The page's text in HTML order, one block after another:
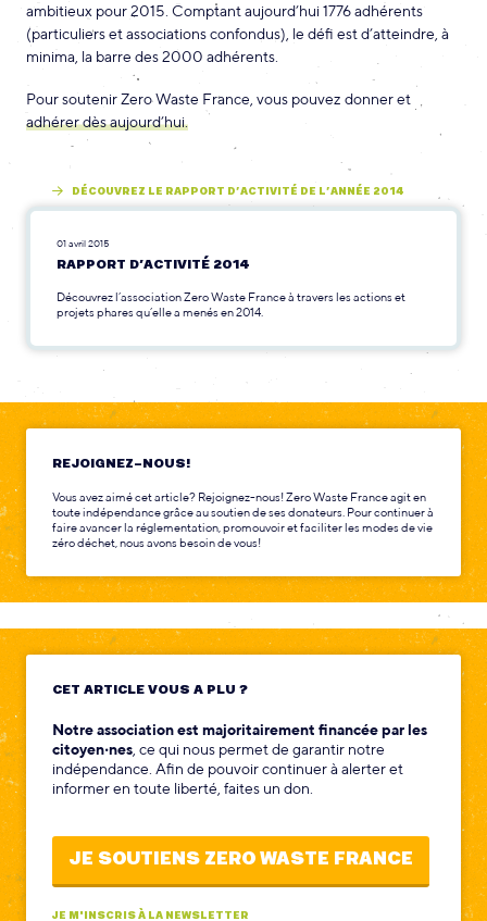
ambitieux pour 2015. Comptant aujourd’hui 1776 adhérents
(particuliers et associations confondus), le défi est d’atteindre, à
minima, la barre des 2000 adhérents.
Pour soutenir Zero Waste France, vous pouvez donner et
adhérer dès aujourd’hui.
DÉCOUVREZ LE RAPPORT D’ACTIVITÉ DE L’ANNÉE 2014
01 avril 2015
RAPPORT D’ACTIVITÉ 2014
Découvrez l’association Zero Waste France à travers les actions et
projets phares qu’elle a menés en 2014.
REJOIGNEZ-NOUS!
Vous avez aimé cet article? Rejoignez-nous! Zero Waste France agit en
toute indépendance grâce au soutien de ses donateurs. Pour continuer à
faire avancer la réglementation, promouvoir et faciliter les modes de vie
zéro déchet, nous avons besoin de vous!
CET ARTICLE VOUS A PLU ?
Notre association est majoritairement financée par les
citoyen‧nes, ce qui nous permet de garantir notre
indépendance. Afin de pouvoir continuer à alerter et
informer en toute liberté, faites un don.
JE SOUTIENS ZERO WASTE FRANCE
JE M'INSCRIS À LA NEWSLETTER